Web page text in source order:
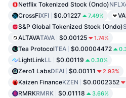
Netflix Tokenized Stock (Ondo)
CrossFiXFI $0.01227 7.49%
S&P Global Tokenized Stock (Ondo)
ALTAVATAVA $0.00125 1.74%
Tea ProtocolTEA $0.00004472
LightLinkLL $0.00119 0.30%
Zero1 LabsDEAI $0.00111 2.93%
Kaizen FinanceKZEN $0.0002352
RMRKRMRK $0.01118 3.66%